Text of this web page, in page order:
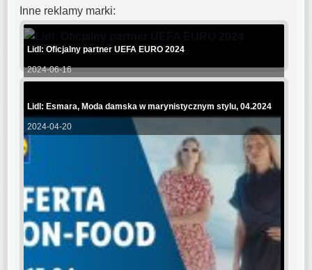
Inne reklamy marki:
Lidl: Oficjalny partner UEFA EURO 2024
2024-06-16
Lidl: Esmara, Moda damska w marynistycznym stylu, 04.2024
2024-04-20